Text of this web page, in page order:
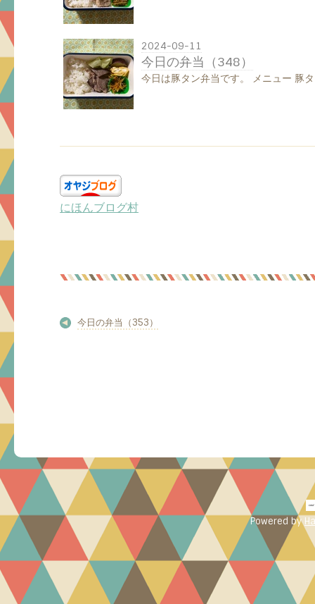
2024-09-11
今日の弁当（348）
今日は豚タン弁当です。 メニュー 豚
にほんブログ村
今日の弁当（353）
Powered by